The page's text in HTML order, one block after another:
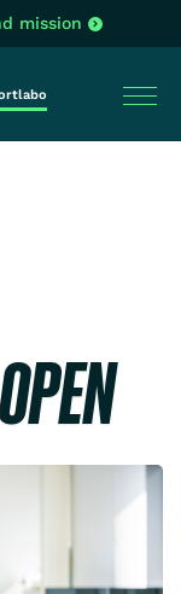
mission